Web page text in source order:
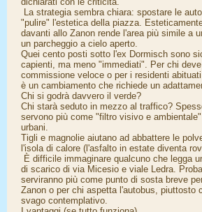
La strategia sembra chiara: spostare le
"pulire" l'estetica della piazza.
davanti allo Zanon rende l'area più simile a
un parcheggio a cielo aperto.
​Quei cento posti sotto l'ex Dormisch sono
capienti, ma meno "immediati". Per chi
commissione veloce o per i residenti
è un cambiamento che richiede un
​Chi si godrà davvero il verde?
Chi starà seduto in mezzo al traffico?
servono più come "filtro visivo e
urbani.
Tigli e magnolie aiutano ad abbattere le
l'isola di calore (l'asfalto in estate diventa
È difficile immaginare qualcuno che legga
di scarico di via Micesio e viale Ledra.
serviranno più come punto di sosta breve
Zanon o per chi aspetta l'autobus, piuttosto
svago contemplativo.